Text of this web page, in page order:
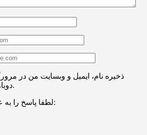
ذخیره نام، ایمیل و وبسایت من در
دوباره دیدگاهی می‌نویسم.
لطفا پاسخ را به عدد انگلیسی وارد کنید: